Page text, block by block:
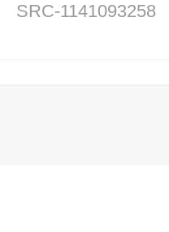
SRC-1141093258